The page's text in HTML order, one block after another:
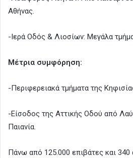
Αθήνας.
-Ιερά Οδός & Λιοσίων: Μεγάλα
Μέτρια συμφόρηση:
-Περιφερειακά τμήματα της
-Είσοδος της Αττικής Οδού από
Παιανία.
Πάνω από 125.000 επιβάτες και